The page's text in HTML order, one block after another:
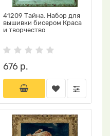
41209 Тайна. Набор для
вышивки бисером Краса
и творчество
676 р.